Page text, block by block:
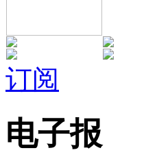
订阅
电子报